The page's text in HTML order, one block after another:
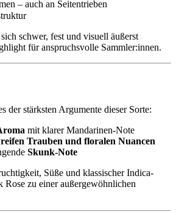
– auch an Seitentrieben
schwer, fest und visuell äußerst
für anspruchsvolle Sammler:innen.
der stärksten Argumente dieser Sorte:
mit klarer Mandarinen-Note
reifen Trauben und floralen Nuancen
Skunk-Note
Süße und klassischer Indica-
Rose zu einer außergewöhnlichen